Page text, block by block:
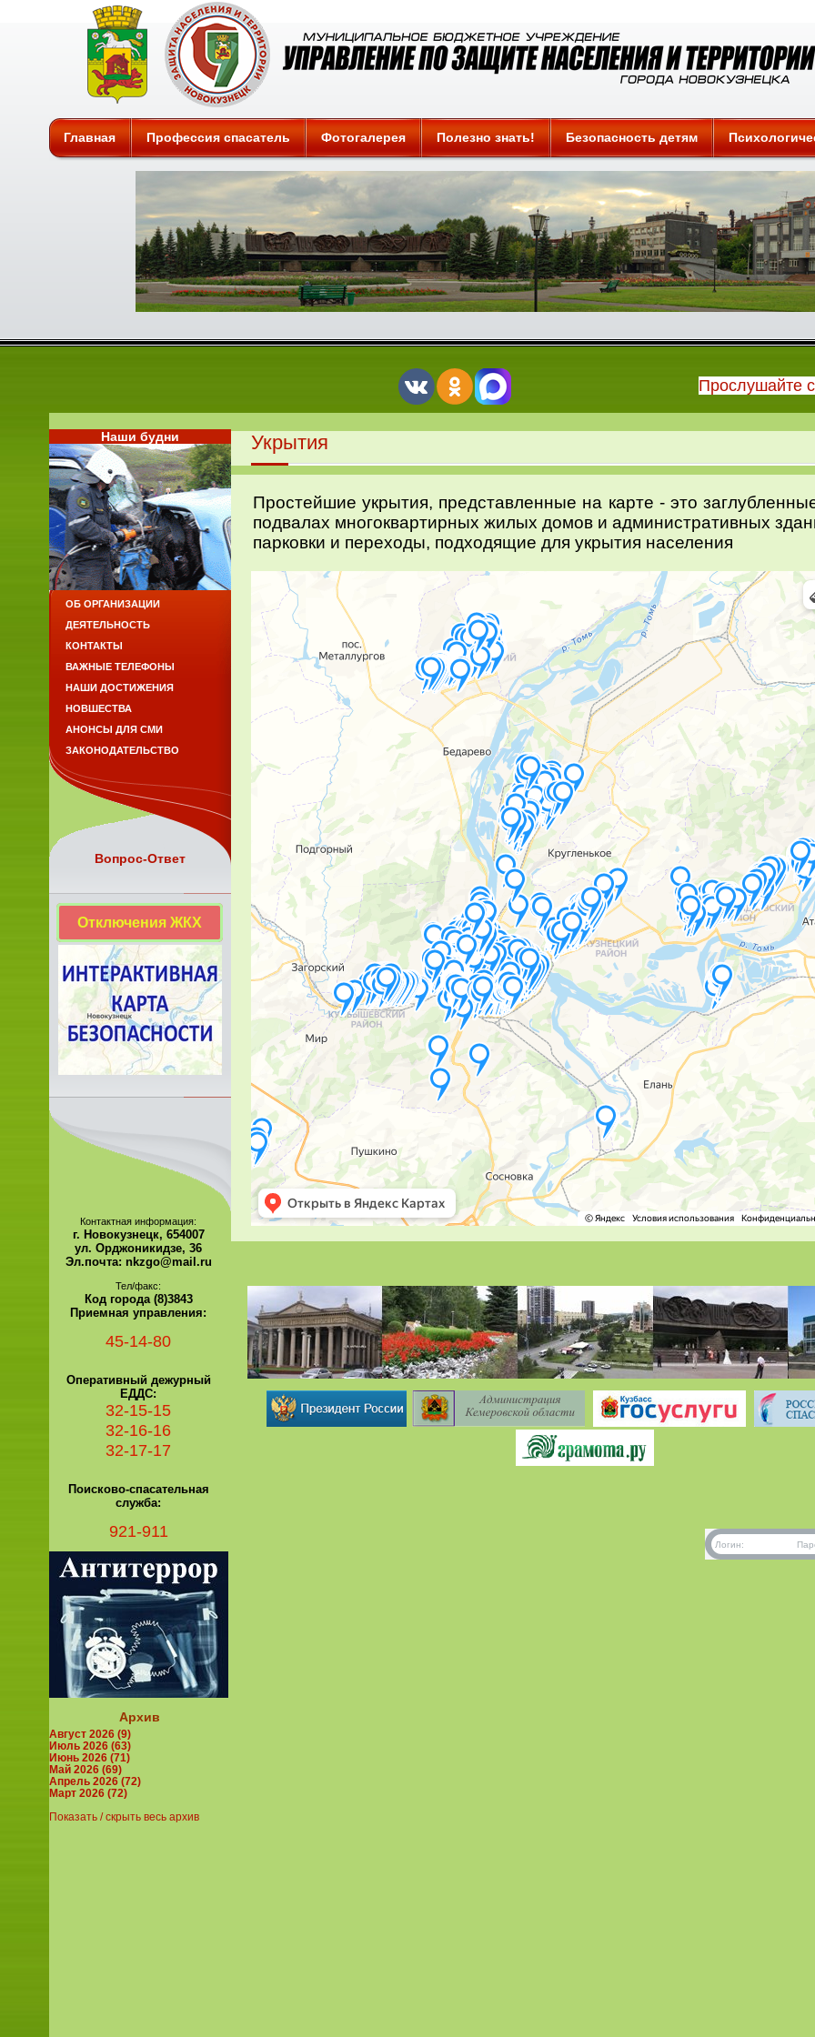
Защита
Главная Профессия спасатель Фотогалерея Полезно знать! Безопасность детям
Прослушайте
Укрытия
Простейшие укрытия, представленные на карте - это
подвалах многоквартирных жилых домов и административных
парковки и переходы, подходящие для укрытия населения
Логин:
Наши будни
ОБ ОРГАНИЗАЦИИ
ДЕЯТЕЛЬНОСТЬ
КОНТАКТЫ
ВАЖНЫЕ ТЕЛЕФОНЫ
НАШИ ДОСТИЖЕНИЯ
НОВШЕСТВА
АНОНСЫ ДЛЯ СМИ
ЗАКОНОДАТЕЛЬСТВО
Вопрос-Ответ
Отключения ЖКХ
Контактная информация:
г. Новокузнецк, 654007
ул. Орджоникидзе, 36
Эл.почта: nkzgo@mail.ru
Тел/факс:
Код города (8)3843
Приемная управления:
45-14-80
Оперативный дежурный
ЕДДС:
32-15-15
32-16-16
32-17-17
Поисково-спасательная
служба:
921-911
Архив
Август 2026 (9)
Июль 2026 (63)
Июнь 2026 (71)
Май 2026 (69)
Апрель 2026 (72)
Март 2026 (72)
Показать / скрыть весь архив